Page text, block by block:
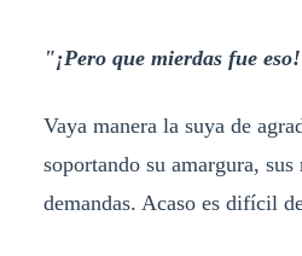
"¡Pero que mierdas fue
Vaya manera la suya de
soportando su amargura, sus
demandas. Acaso es difícil